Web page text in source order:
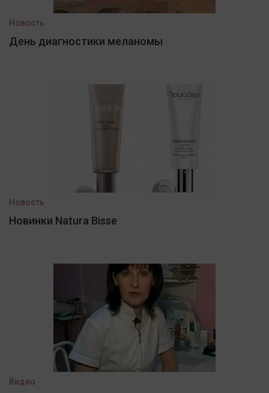
Новость
День диагностики меланомы
Новость
Новинки Natura Bisse
Видео